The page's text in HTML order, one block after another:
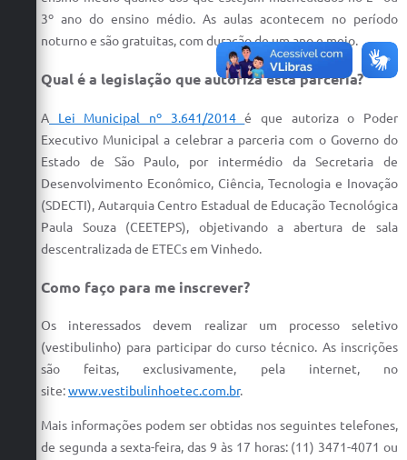
Convênios Terceiro Setor
Sistema de Protocolo
Poupatempo
Fala.BR
Listagem dos CEPs de Vinhedo
Acesso à Informação
Contratos
Vinhedo
Audiências Públicas
Carta de Serviços
Arquivos para Download
Galeria de Vídeos
3º ano do ensino médio. As aulas acontecem no período
noturno e são gratuitas, com duração de um ano e meio.
Qual é a legislação que autoriza esta parceria?
A Lei Municipal nº 3.641/2014é que autoriza o Poder
Executivo Municipal a celebrar a parceria com o Governo do
Estado de São Paulo, por intermédio da Secretaria de
Desenvolvimento Econômico, Ciência, Tecnologia e Inovação
(SDECTI), Autarquia Centro Estadual de Educação Tecnológica
Paula Souza (CEETEPS), objetivando a abertura de sala
descentralizada de ETECs em Vinhedo.
Como faço para me inscrever?
Os interessados devem realizar um processo seletivo
(vestibulinho) para participar do curso técnico. As inscrições
são feitas, exclusivamente, pela internet, no
site:www.vestibulinhoetec.com.br.
Mais informações podem ser obtidas nos seguintes telefones,
de segunda a sexta-feira, das 9 às 17 horas: (11) 3471-4071 ou